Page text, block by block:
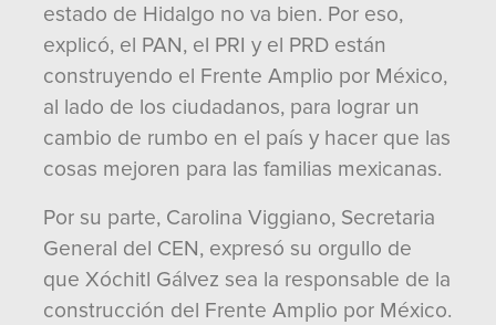
estado de Hidalgo no va bien. Por eso,
explicó, el PAN, el PRI y el PRD están
construyendo el Frente Amplio por México,
al lado de los ciudadanos, para lograr un
cambio de rumbo en el país y hacer que las
cosas mejoren para las familias mexicanas.
Por su parte, Carolina Viggiano, Secretaria
General del CEN, expresó su orgullo de
que Xóchitl Gálvez sea la responsable de la
construcción del Frente Amplio por México.